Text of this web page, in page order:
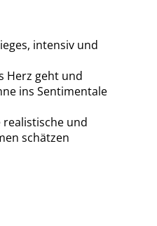
intensiv und
Herz geht und
ins Sentimentale
und
schätzen